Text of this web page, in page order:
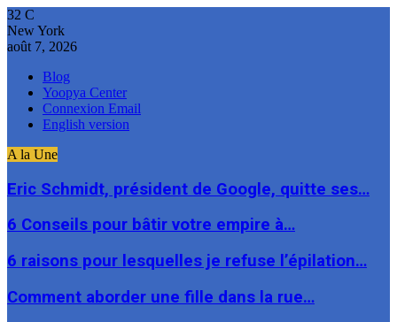
32 C
New York
août 7, 2026
Blog
Yoopya Center
Connexion Email
English version
A la Une
Eric Schmidt, président de Google, quitte ses…
6 Conseils pour bâtir votre empire à…
6 raisons pour lesquelles je refuse l’épilation…
Comment aborder une fille dans la rue…